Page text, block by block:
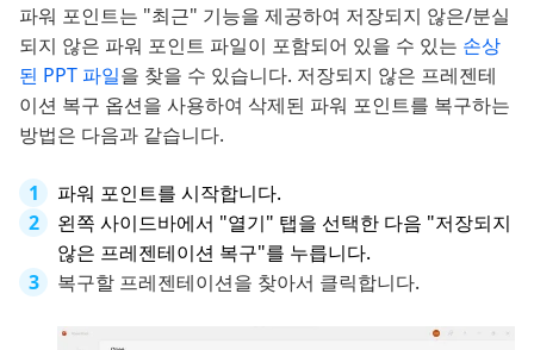
파워 포인트는 "최근" 기능을 제공하여 저장되지 않은/분실
되지 않은 파워 포인트 파일이 포함되어 있을 수 있는 손상
된 PPT 파일을 찾을 수 있습니다. 저장되지 않은 프레젠테
이션 복구 옵션을 사용하여 삭제된 파워 포인트를 복구하는
방법은 다음과 같습니다.
파워 포인트를 시작합니다.
왼쪽 사이드바에서 "열기" 탭을 선택한 다음 "저장되지
않은 프레젠테이션 복구"를 누릅니다.
복구할 프레젠테이션을 찾아서 클릭합니다.